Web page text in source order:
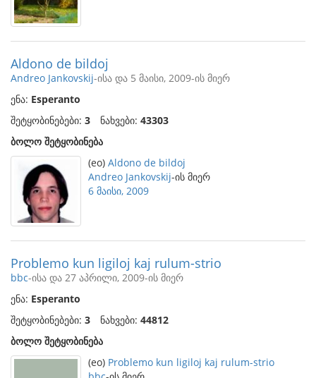
Aldono de bildoj
Andreo Jankovskij-ისა და 5 მაისი, 2009-ის მიერ
ენა: Esperanto
შეტყობინებები: 3 ნახვები: 43303
ბოლო შეტყობინება
(eo) Aldono de bildoj
Andreo Jankovskij-ის მიერ
6 მაისი, 2009
Problemo kun ligiloj kaj rulum-strio
bbc-ისა და 27 აპრილი, 2009-ის მიერ
ენა: Esperanto
შეტყობინებები: 3 ნახვები: 44812
ბოლო შეტყობინება
(eo) Problemo kun ligiloj kaj rulum-strio